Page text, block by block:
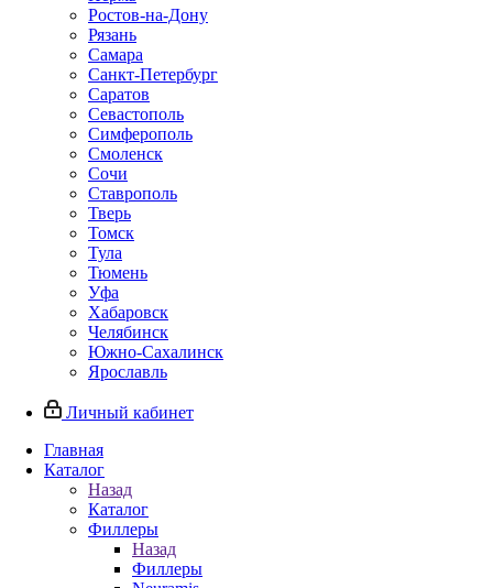
Ростов-на-Дону
Рязань
Самара
Санкт-Петербург
Саратов
Севастополь
Симферополь
Смоленск
Сочи
Ставрополь
Тверь
Томск
Тула
Тюмень
Уфа
Хабаровск
Челябинск
Южно-Сахалинск
Ярославль
Личный кабинет
Главная
Каталог
Назад
Каталог
Филлеры
Назад
Филлеры